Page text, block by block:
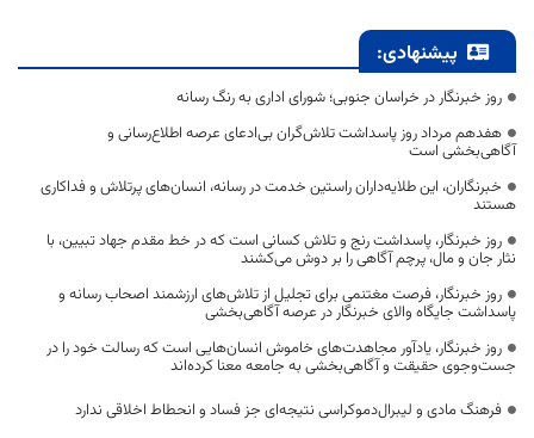
پیشنهادی:
روز خبرنگار در خراسان جنوبی؛ شورای اداری به رنگ رسانه
هفدهم مرداد روز پاسداشت تلاش‌گران بی‌ادعای عرصه اطلاع‌رسانی و
آگاهی‌بخشی است
خبرنگاران، این طلایه‌داران راستین خدمت در رسانه، انسان‌های پرتلاش و فداکاری
هستند
روز خبرنگار، پاسداشت رنج و تلاش کسانی است که در خط مقدم جهاد تبیین، با
نثار جان و مال، پرچم آگاهی را بر دوش می‌کشند
روز خبرنگار، فرصت مغتنمی برای تجلیل از تلاش‌های ارزشمند اصحاب رسانه و
پاسداشت جایگاه والای خبرنگار در عرصه آگاهی‌بخشی
روز خبرنگار، یادآور مجاهدت‌های خاموش انسان‌هایی است که رسالت خود را در
جست‌وجوی حقیقت و آگاهی‌بخشی به جامعه معنا کرده‌اند
فرهنگ مادی و لیبرال‌دموکراسی نتیجه‌ای جز فساد و انحطاط اخلاقی ندارد